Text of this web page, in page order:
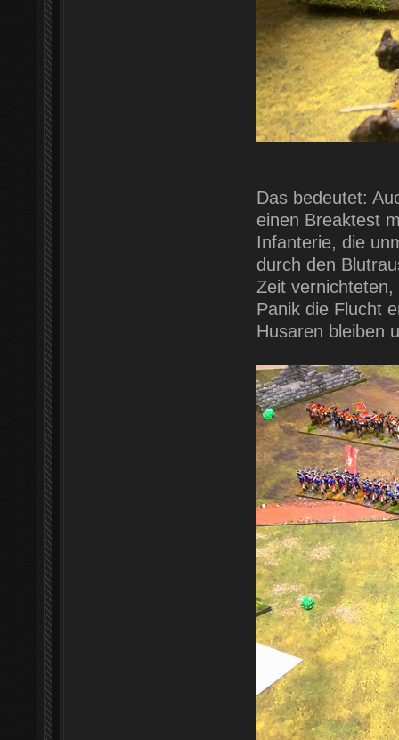
Das bedeutet:
einen Breaktest
Infanterie, die
durch den
Zeit
Panik die Flucht
Husaren bleiben